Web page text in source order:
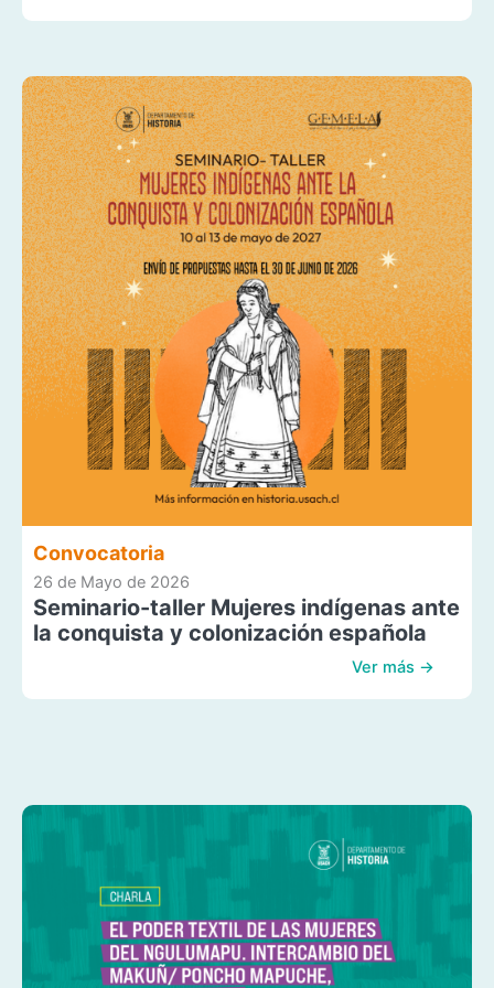
Convocatoria
26 de Mayo de 2026
Seminario-taller Mujeres indígenas ante
la conquista y colonización española
Ver más →